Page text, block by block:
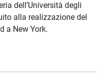
dell’Università degli
alla realizzazione del
a New York.